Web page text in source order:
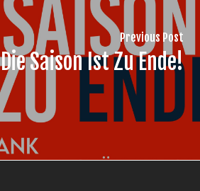
Previous Post
Die Saison Ist Zu Ende!